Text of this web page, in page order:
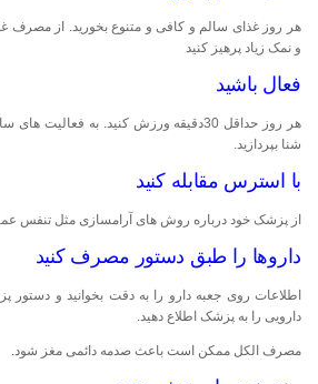
هر روز غذای سالم و کافی و متنوع بخورید. از مصرف
و نمک زیاد پرهیز کنید
فعال باشید
هر روز حداقل 30دقیقه ورزش کنید. به
شنا بپردازید.
با استرس مقابله کنید
از پزشک خود درباره روش های آرامسازی مثل تنفس
داروها را طبق دستور مصرف کنید
اطلاعات روی جعبه دارو را به دقت بخوانید و دستور
دارویی را به پزشک اطلاع دهید.
مصرف الکل ممکن است باعث صدمه دائمی مغز شود.